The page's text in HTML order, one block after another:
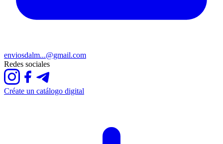
enviosdalm...@gmail.com
Redes sociales
Créate un catálogo digital